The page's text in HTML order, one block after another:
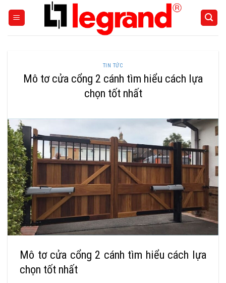
TIN TỨC
Mô tơ cửa cổng 2 cánh tìm hiểu cách lựa
chọn tốt nhất
Mô tơ cửa cổng 2 cánh tìm hiểu cách lựa
chọn tốt nhất